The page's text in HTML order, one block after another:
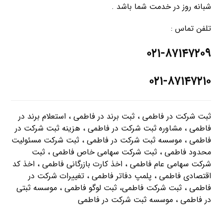
شبانه روز در خدمت شما باشد .
تلفن تماس :
۰۲۱-۸۷۱۴۷۲۰۹
۰۲۱-۸۷۱۴۷۲۱۰
ثبت شرکت در فاطمی ، ثبت برند در فاطمی ، استعلام برند در
فاطمی ، مشاوره ثبت شرکت در فاطمی ، هزینه ثبت شرکت در
فاطمی ، موسسه ثبت شرکت در فاطمی ، ثبت شرکت مسئولیت
محدود فاطمی ، ثبت شرکت سهامی خاص فاطمی ، ثبت
شرکت سهامی عام فاطمی ، اخذ کارت بازرگانی فاطمی ، اخذ کد
اقتصادی فاطمی ، پلمپ دفاتر فاطمی ، تغییرات شرکت در
فاطمی ، ثبت شرکت فاطمی، ثبت لوگو فاطمی ، موسسه ثبتی
در فاطمی ، موسسه ثبت شرکت در فاطمی